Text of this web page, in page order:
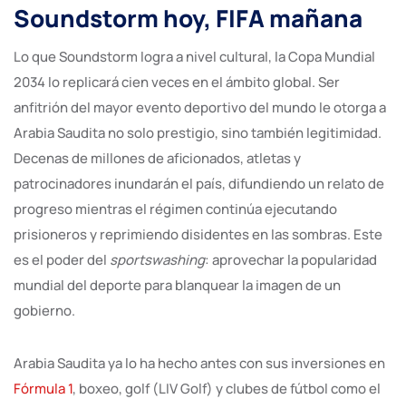
Soundstorm hoy, FIFA mañana
Lo que Soundstorm logra a nivel cultural, la Copa Mundial
2034 lo replicará cien veces en el ámbito global. Ser
anfitrión del mayor evento deportivo del mundo le otorga a
Arabia Saudita no solo prestigio, sino también legitimidad.
Decenas de millones de aficionados, atletas y
patrocinadores inundarán el país, difundiendo un relato de
progreso mientras el régimen continúa ejecutando
prisioneros y reprimiendo disidentes en las sombras. Este
es el poder del sportswashing: aprovechar la popularidad
mundial del deporte para blanquear la imagen de un
gobierno.
Arabia Saudita ya lo ha hecho antes con sus inversiones en
Fórmula 1, boxeo, golf (LIV Golf) y clubes de fútbol como el